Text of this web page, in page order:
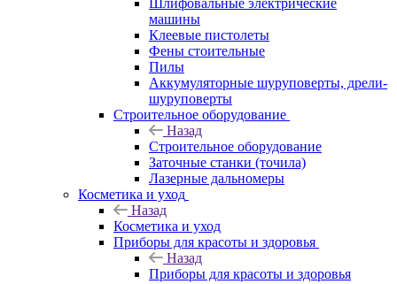
Шлифовальные электрические
машины
Клеевые пистолеты
Фены стоительные
Пилы
Аккумуляторные шуруповерты, дрели-
шуруповерты
Строительное оборудование
Назад
Строительное оборудование
Заточные станки (точила)
Лазерные дальномеры
Косметика и уход
Назад
Косметика и уход
Приборы для красоты и здоровья
Назад
Приборы для красоты и здоровья